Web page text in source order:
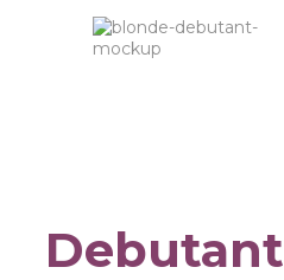
Debutant